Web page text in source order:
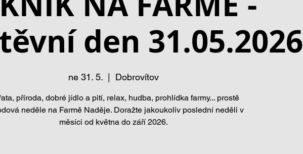
den 31.05.2026
ne 31. 5.
  |
Dobrovítov
příroda, dobré jídlo a pití, relax, hudba, prohlídka farmy... prostě
neděle na Farmě Naděje. Doražte jakoukoliv poslední neděli v
měsíci od května do září 2026.